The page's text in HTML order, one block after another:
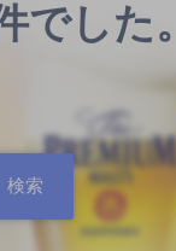
でした。